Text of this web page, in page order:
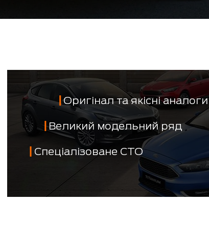
Оригінал та якісні аналоги
Великий модельний ряд
Спеціалізоване СТО